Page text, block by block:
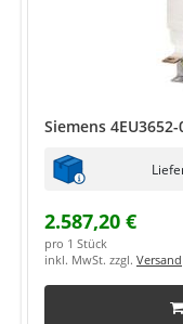
Siemens 4EU3652-
2.587,20 €
pro 1 Stück
inkl. MwSt. zzgl. Versand